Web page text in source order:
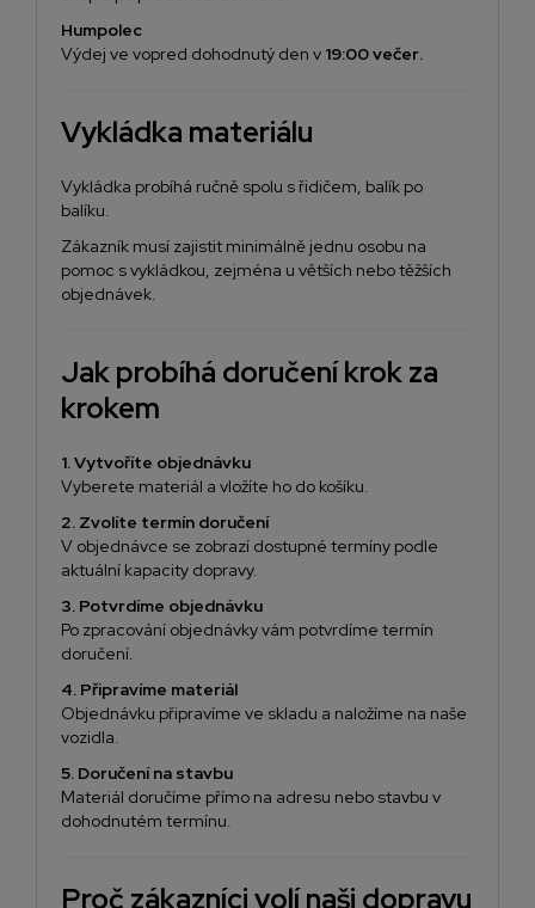
Humpolec
Výdej ve vopred dohodnutý den v 19:00 večer.
Vykládka materiálu
Vykládka probíhá ručně spolu s řidičem, balík po
balíku.
Zákazník musí zajistit minimálně jednu osobu na
pomoc s vykládkou, zejména u větších nebo těžších
objednávek.
Jak probíhá doručení krok za
krokem
1. Vytvoříte objednávku
Vyberete materiál a vložíte ho do košíku.
2. Zvolíte termín doručení
V objednávce se zobrazí dostupné termíny podle
aktuální kapacity dopravy.
3. Potvrdíme objednávku
Po zpracování objednávky vám potvrdíme termín
doručení.
4. Připravíme materiál
Objednávku připravíme ve skladu a naložíme na naše
vozidla.
5. Doručení na stavbu
Materiál doručíme přímo na adresu nebo stavbu v
dohodnutém termínu.
Proč zákazníci volí naši dopravu